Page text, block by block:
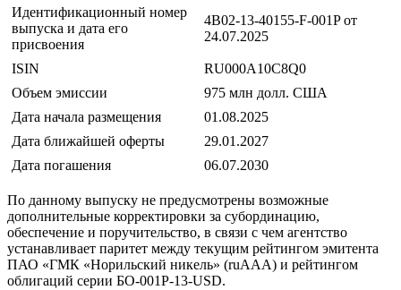
Идентификационный номер
выпуска и дата его
присвоения
4B02-13-40155-F-001P от
24.07.2025
ISIN
RU000A10C8Q0
Объем эмиссии
975 млн долл. США
Дата начала размещения
01.08.2025
Дата ближайшей оферты
29.01.2027
Дата погашения
06.07.2030
По данному выпуску не предусмотрены возможные
дополнительные корректировки за субординацию,
обеспечение и поручительство, в связи с чем агентство
устанавливает паритет между текущим рейтингом эмитента
ПАО «ГМК «Норильский никель» (ruAAA) и рейтингом
облигаций серии БО-001Р-13-USD.